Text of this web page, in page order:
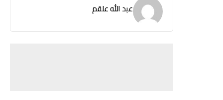
عبد الله علقم